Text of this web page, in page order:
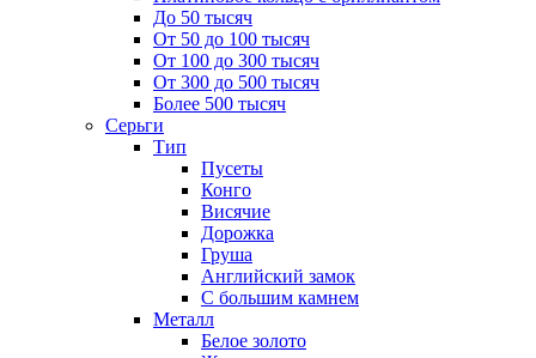
До 50 тысяч
От 50 до 100 тысяч
От 100 до 300 тысяч
От 300 до 500 тысяч
Более 500 тысяч
Серьги
Тип
Пусеты
Конго
Висячие
Дорожка
Груша
Английский замок
С большим камнем
Металл
Белое золото